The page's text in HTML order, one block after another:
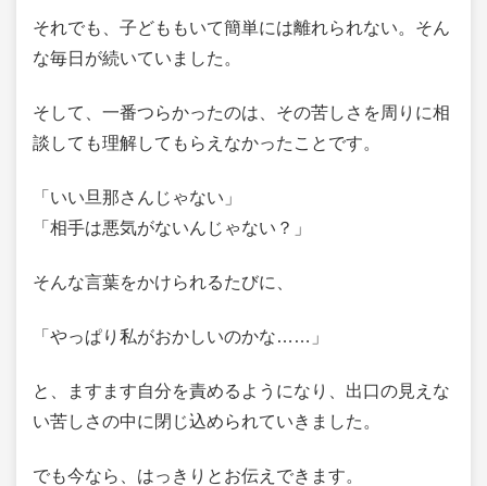
それでも、子どももいて簡単には離れられない。そん
な毎日が続いていました。
そして、一番つらかったのは、その苦しさを周りに相
談しても理解してもらえなかったことです。
「いい旦那さんじゃない」
「相手は悪気がないんじゃない？」
そんな言葉をかけられるたびに、
「やっぱり私がおかしいのかな……」
と、ますます自分を責めるようになり、出口の見えな
い苦しさの中に閉じ込められていきました。
でも今なら、はっきりとお伝えできます。